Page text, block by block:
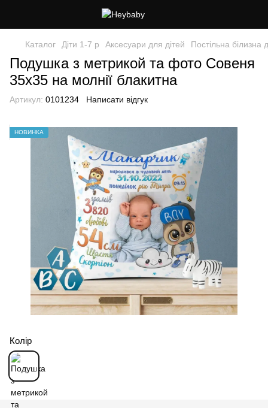
Каталог Діти 1-7 р Аксесуари для дітей Постільна білизна
Подушка з метрикой та фото Совеня
35х35 на молнії блакитна
Артикул: 0101234 Написати відгук
НОВИНКА
Колір